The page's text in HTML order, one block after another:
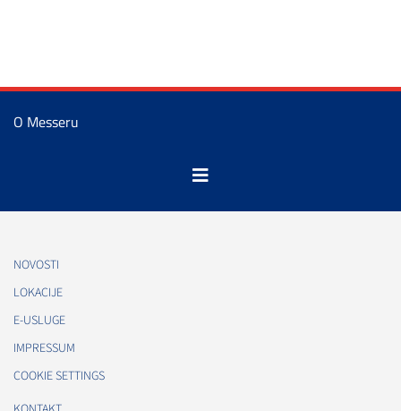
O Messeru
NOVOSTI
LOKACIJE
E-USLUGE
IMPRESSUM
COOKIE SETTINGS